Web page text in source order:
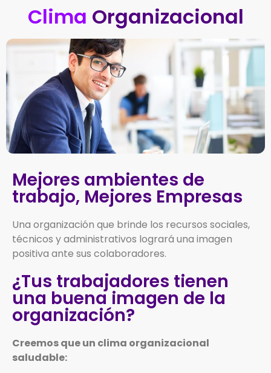
Clima Organizacional
Mejores ambientes de
trabajo, Mejores Empresas
Una organización que brinde los recursos sociales,
técnicos y administrativos logrará una imagen
positiva ante sus colaboradores.
¿Tus trabajadores tienen
una buena imagen de la
organización?
Creemos que un clima organizacional
saludable: